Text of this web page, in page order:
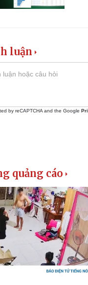
luận
by reCAPTCHA and the Google